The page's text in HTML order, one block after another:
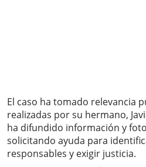
El caso ha tomado relevancia
realizadas por su hermano,
ha difundido información y
solicitando ayuda para
responsables y exigir justicia.